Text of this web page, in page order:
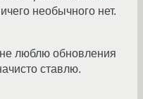
необычного нет.
люблю обновления
ставлю.